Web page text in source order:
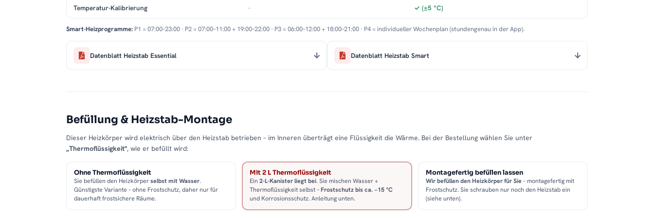
Ihre Vorteile auf einen Blick
Elektrischer Betrieb : Flexible Nutzung über jede Steckdose
Schlankes Design: Optimal für kleine Räume und schmale Wandflächen
Lieferumfang
Handtuchheizkörper elektrisch LUMIRA in Schwarz-Matt
Montageset inkl. Blind- und Entlüftungsstopfen
Detaillierte Montage- und Bedienungsanleitung
Kompetenter Kundenservice und bequeme Zusatzleistungen
Temperatur-Kalibrierung – ✓ (±5 °C)
Smart-Heizprogramme: P1 = 07:00–23:00 · P2 = 07:00–11:00 + 19:00–22:00 · P3 = 06:00–12:00 + 18:00–21:00 · P4 = individueller Wochenplan (stundengenau in der App).
Datenblatt Heizstab Essential Datenblatt Heizstab Smart
Befüllung & Heizstab-Montage
Dieser Heizkörper wird elektrisch über den Heizstab betrieben – im Inneren überträgt eine Flüssigkeit die Wärme. Bei der Bestellung wählen Sie unter
„Thermoflüssigkeit", wie er befüllt wird:
Ohne Thermoflüssigkeit
Sie befüllen den Heizkörperselbst mit Wasser.
Günstigste Variante – ohne Frostschutz, daher nur für
dauerhaft frostsichere Räume.
Mit 2 L Thermoflüssigkeit
Ein2-L-Kanister liegt bei. Sie mischen Wasser +
Thermoflüssigkeit selbst –Frostschutz bis ca. −15 °C
und Korrosionsschutz. Anleitung unten.
Montagefertig befüllen lassen
Wir befüllen den Heizkörper für Sie– montagefertig mit
Frostschutz. Sie schrauben nur noch den Heizstab ein
(siehe unten).